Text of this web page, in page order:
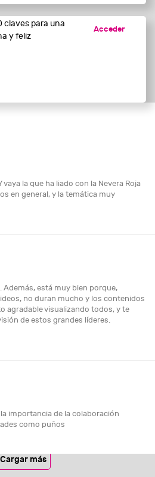
claves para una
y feliz
Acceder
la que ha liado con la Nevera Roja
en general, y la temática muy
está muy bien porque,
no duran mucho y los contenidos
agradable visualizando todos, y te
de estos grandes líderes.
importancia de la colaboración
como puños
Cargar más